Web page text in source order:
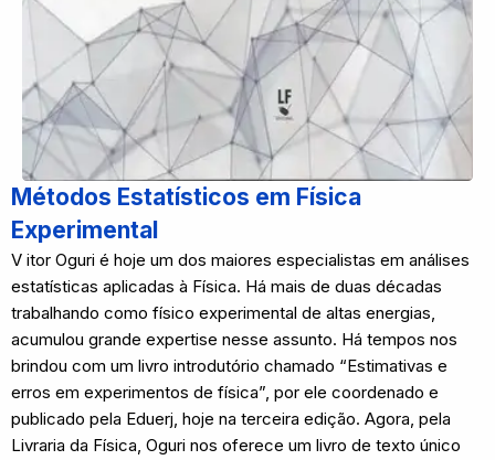
Métodos Estatísticos em Física
Experimental
V itor Oguri é hoje um dos maiores especialistas em análises
estatísticas aplicadas à Física. Há mais de duas décadas
trabalhando como físico experimental de altas energias,
acumulou grande expertise nesse assunto. Há tempos nos
brindou com um livro introdutório chamado “Estimativas e
erros em experimentos de física”, por ele coordenado e
publicado pela Eduerj, hoje na terceira edição. Agora, pela
Livraria da Física, Oguri nos oferece um livro de texto único